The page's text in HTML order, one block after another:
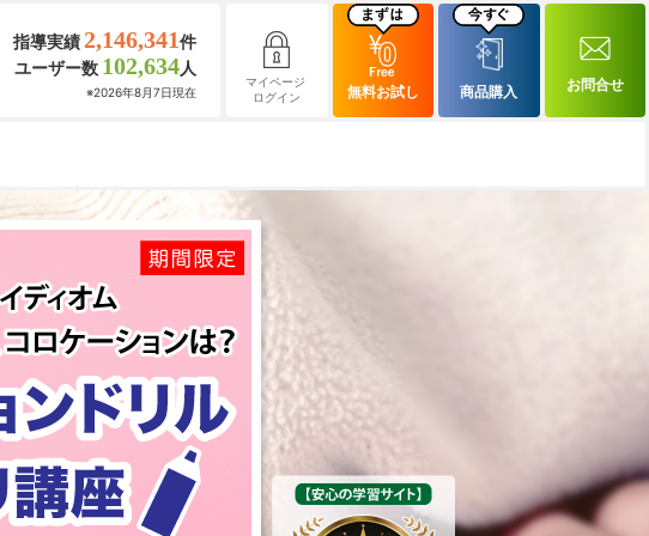
指導実績2,146,341件
ユーザー数 102,634人
※2026年8月7日現在
マイページ
ログイン
無料お試し 商品購入 お問合せ